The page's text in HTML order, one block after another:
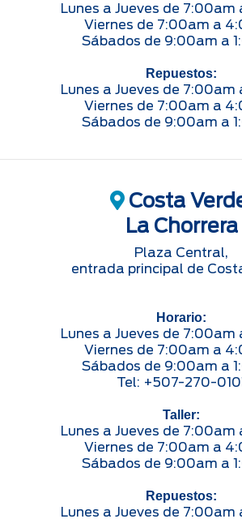
Lunes a Jueves de 7:00am
Viernes de 7:00am a
Sábados de 9:00am a
Repuestos:
Lunes a Jueves de 7:00am
Viernes de 7:00am a
Sábados de 9:00am a
Costa
La Chorrera
Plaza Central,
entrada principal de
Horario:
Lunes a Jueves de 7:00am
Viernes de 7:00am a
Sábados de 9:00am a
Tel: +507-270-
Taller:
Lunes a Jueves de 7:00am
Viernes de 7:00am a
Sábados de 9:00am a
Repuestos:
Lunes a Jueves de 7:00am